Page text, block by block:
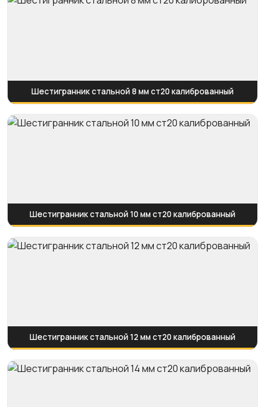
Шестигранник стальной 8 мм ст20 калиброванный
Шестигранник стальной 10 мм ст20 калиброванный
Шестигранник стальной 12 мм ст20 калиброванный